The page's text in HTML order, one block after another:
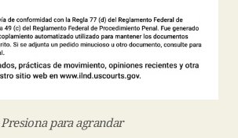
Presiona para agrandar